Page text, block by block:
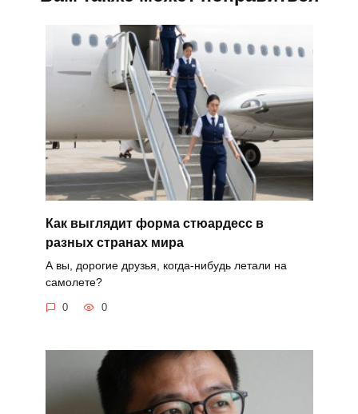
Как выглядит форма стюардесс в
разных странах мира
А вы, дорогие друзья, когда-нибудь летали на
самолете?
0 0